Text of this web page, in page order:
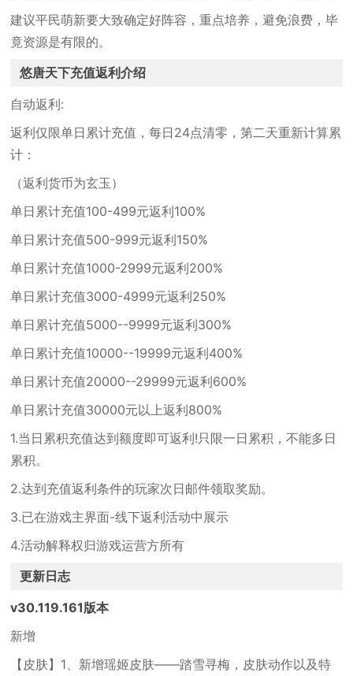
建议平民萌新要大致确定好阵容，重点培养，避免浪费，毕
竟资源是有限的。
悠唐天下充值返利介绍
自动返利:
返利仅限单日累计充值，每日24点清零，第二天重新计算累
计：
（返利货币为玄玉）
单日累计充值100-499元返利100%
单日累计充值500-999元返利150%
单日累计充值1000-2999元返利200%
单日累计充值3000-4999元返利250%
单日累计充值5000--9999元返利300%
单日累计充值10000--19999元返利400%
单日累计充值20000--29999元返利600%
单日累计充值30000元以上返利800%
1.当日累积充值达到额度即可返利!只限一日累积，不能多日
累积。
2.达到充值返利条件的玩家次日邮件领取奖励。
3.已在游戏主界面-线下返利活动中展示
4.活动解释权归游戏运营方所有
更新日志
v30.119.161版本
新增
【皮肤】1、新增瑶姬皮肤——踏雪寻梅，皮肤动作以及特